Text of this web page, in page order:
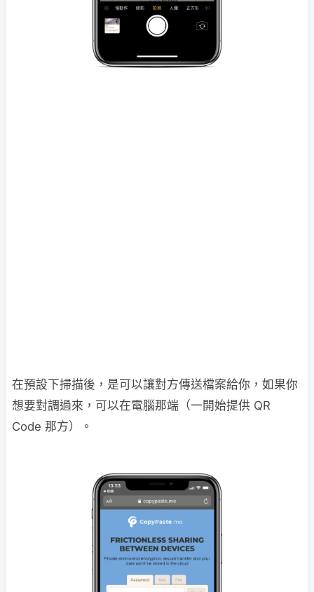
在預設下掃描後，是可以讓對方傳送檔案給你，如果你
想要對調過來，可以在電腦那端（一開始提供 QR
Code 那方）。